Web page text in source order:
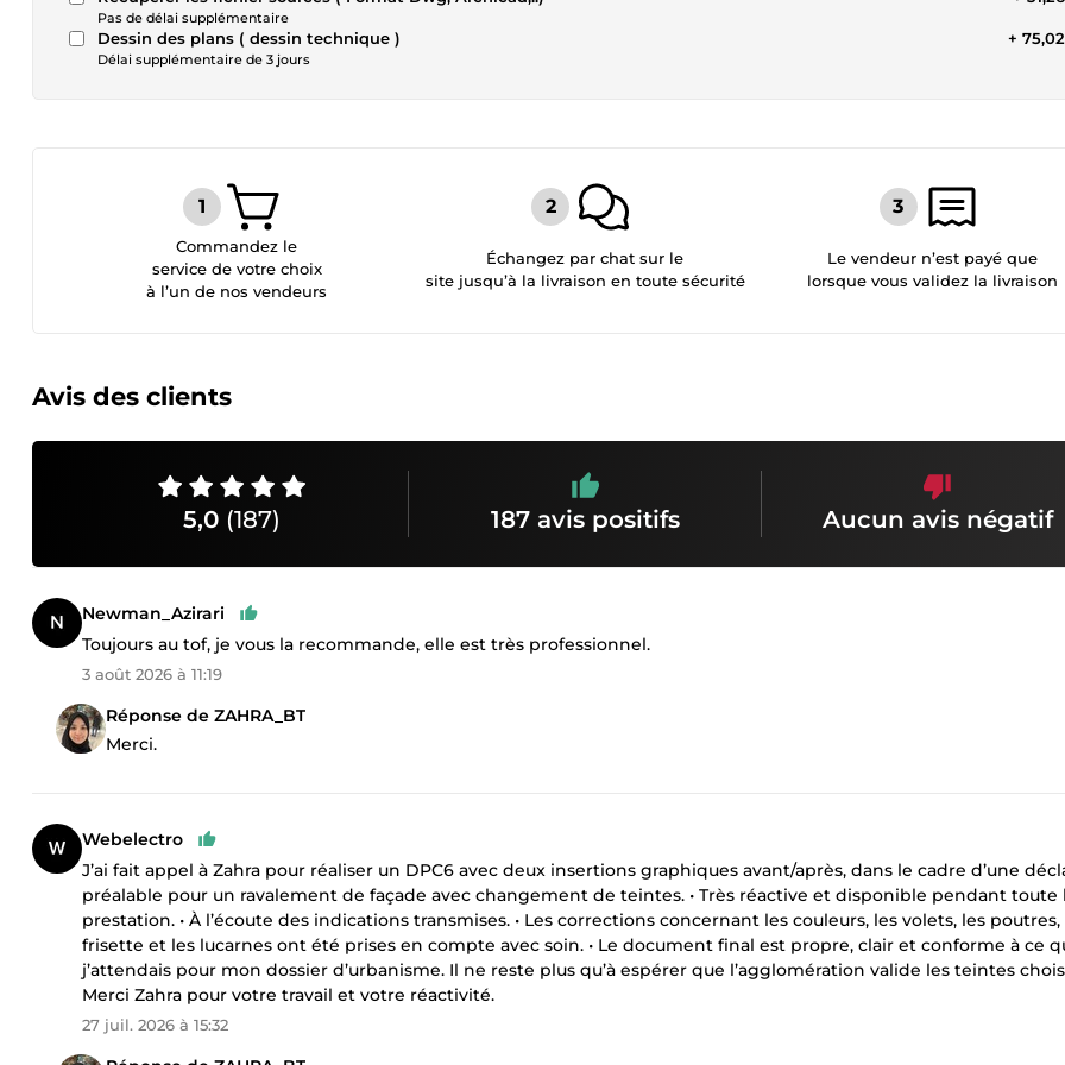
Pas de délai supplémentaire
Dessin des plans ( dessin technique )
Délai supplémentaire de 3 jours
+
Commandez le
service de votre choix
à l’un de nos vendeurs
Échangez par chat sur le
site jusqu’à la livraison en toute sécurité
Le vendeur n’est payé que
lorsque vous validez la livraison
Avis des clients
5,0 (187) 187 avis positifs Aucun avis négatif
Newman_Azirari
Toujours au tof, je vous la recommande, elle est très professionnel.
3 août 2026 à 11:19
Réponse de ZAHRA_BT
Merci.
Webelectro
J’ai fait appel à Zahra pour réaliser un DPC6 avec deux insertions graphiques avant/après, dans le cadre d’une
préalable pour un ravalement de façade avec changement de teintes. • Très réactive et disponible pendant toute
prestation. • À l’écoute des indications transmises. • Les corrections concernant les couleurs, les volets, les poutres,
frisette et les lucarnes ont été prises en compte avec soin. • Le document final est propre, clair et conforme à ce
j’attendais pour mon dossier d’urbanisme. Il ne reste plus qu’à espérer que l’agglomération valide les teintes
Merci Zahra pour votre travail et votre réactivité.
27 juil. 2026 à 15:32